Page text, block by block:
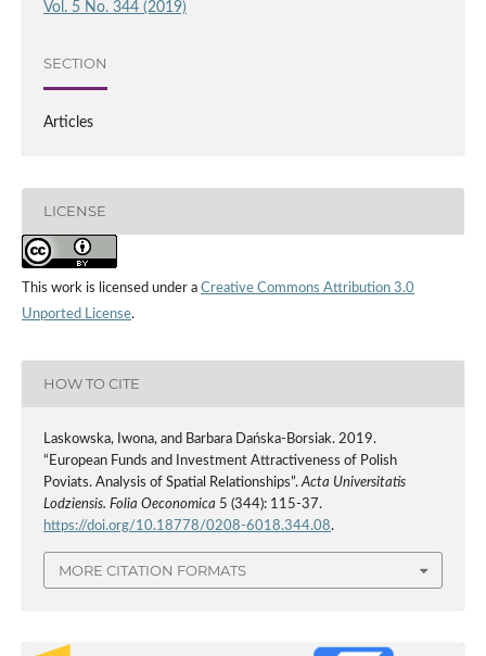
Vol. 5 No. 344 (2019)
SECTION
Articles
LICENSE
This work is licensed under a Creative Commons Attribution 3.0
Unported License.
HOW TO CITE
Laskowska, Iwona, and Barbara Dańska-Borsiak. 2019.
“European Funds and Investment Attractiveness of Polish
Poviats. Analysis of Spatial Relationships”.Acta Universitatis
Lodziensis. Folia Oeconomica 5 (344): 115-37.
https://doi.org/10.18778/0208-6018.344.08.
MORE CITATION FORMATS